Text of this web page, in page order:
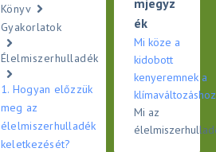
Könyv
Gyakorlatok
Élelmiszerhulladék
1. Hogyan előzzük
meg az
élelmiszerhulladék
keletkezését?
ék
Mi köze a
kidobott
kenyeremnek a
Mi az